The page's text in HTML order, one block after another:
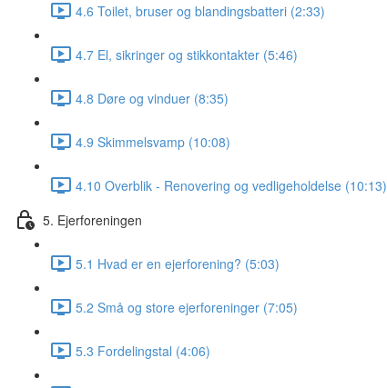
4.6 Toilet, bruser og blandingsbatteri (2:33)
4.7 El, sikringer og stikkontakter (5:46)
4.8 Døre og vinduer (8:35)
4.9 Skimmelsvamp (10:08)
4.10 Overblik - Renovering og vedligeholdelse (10:13)
5. Ejerforeningen
5.1 Hvad er en ejerforening? (5:03)
5.2 Små og store ejerforeninger (7:05)
5.3 Fordelingstal (4:06)